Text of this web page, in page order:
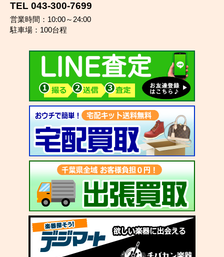
TEL 043-300-7699
営業時間：10:00～24:00
駐車場：100台程